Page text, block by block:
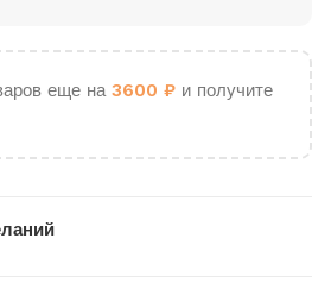
еще на 3600 ₽ и получите